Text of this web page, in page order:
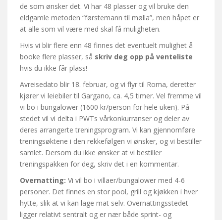
de som ønsker det. Vi har 48 plasser og vil bruke den
eldgamle metoden “førstemann til mølla”, men håpet er
at alle som vil være med skal få muligheten.
Hvis vi blir flere enn 48 finnes det eventuelt mulighet å
booke flere plasser, så skriv deg opp på venteliste
hvis du ikke får plass!
Avreisedato blir 18. februar, og vi flyr til Roma, deretter
kjører vi leiebiler til Gargano, ca. 4,5 timer. Vel fremme vil
vi bo i bungalower (1600 kr/person for hele uken). På
stedet vil vi delta i PWTs vårkonkurranser og deler av
deres arrangerte treningsprogram. Vi kan gjennomføre
treningsøktene i den rekkefølgen vi ønsker, og vi bestiller
samlet. Dersom du ikke ønsker at vi bestiller
treningspakken for deg, skriv det i en kommentar.
Overnatting: Vi vil bo i villaer/bungalower med 4-6
personer. Det finnes en stor pool, grill og kjøkken i hver
hytte, slik at vi kan lage mat selv. Overnattingsstedet
ligger relativt sentralt og er nær både sprint- og